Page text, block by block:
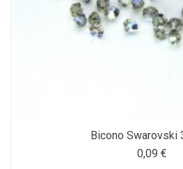
Bicono Swarovski
0,09 €